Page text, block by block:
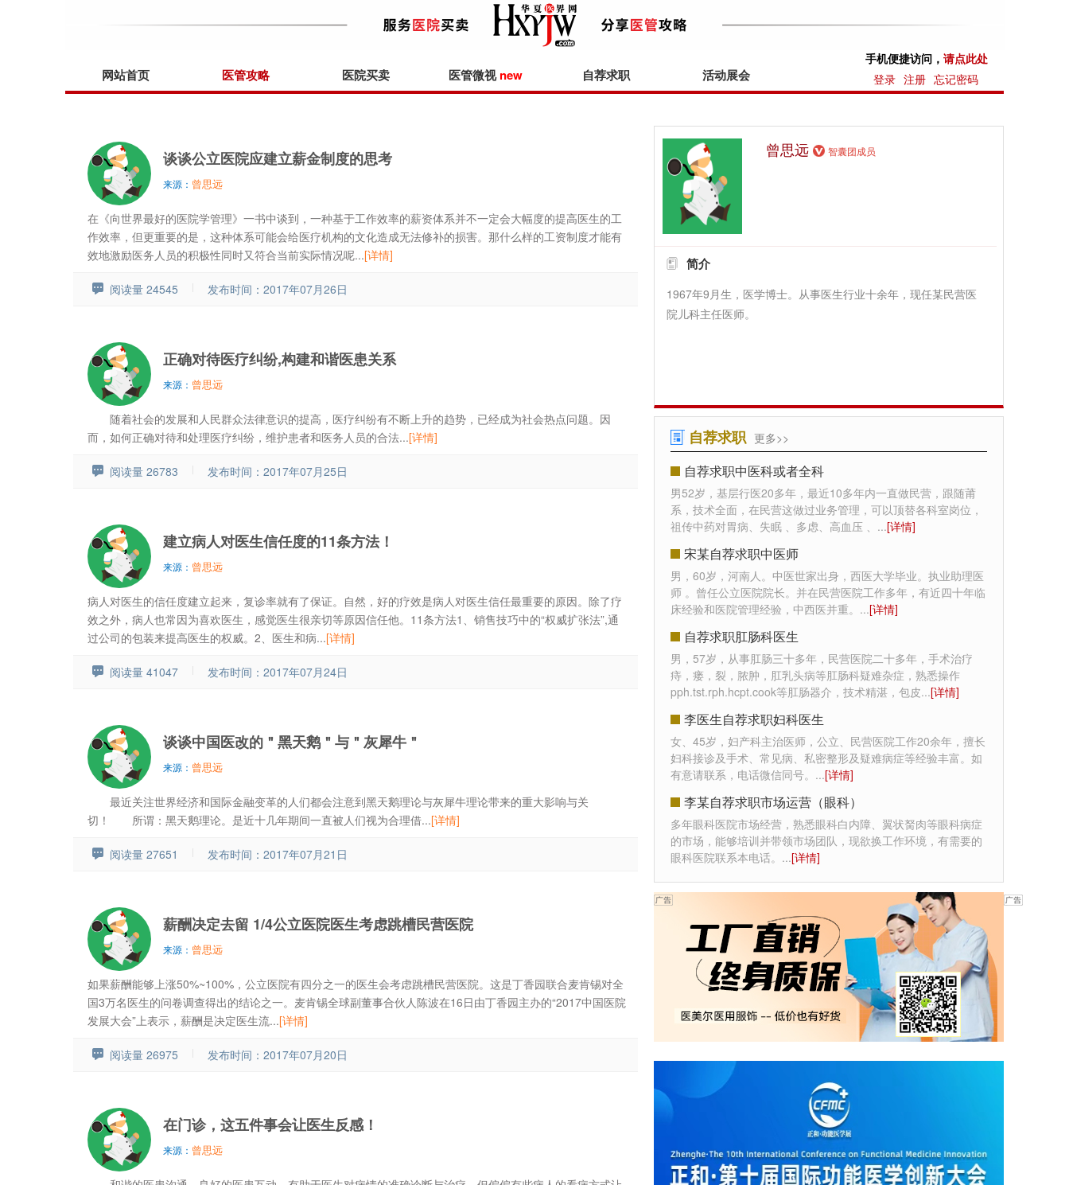
网站首页 医管攻略 医院买卖 医管微视new 自荐求职 活动展会
手机便捷访问， 请点此处
登录 注册 忘记密码
谈谈公立医院应建立薪金制度的思考
来源： 曾思远
在《向世界最好的医院学管理》一书中谈到，一种基于工作效率的薪资体系并不一定会大幅度的提高医生的工
作效率，但更重要的是，这种体系可能会给医疗机构的文化造成无法修补的损害。那什么样的工资制度才能有
效地激励医务人员的积极性同时又符合当前实际情况呢...[详情]
阅读量 24545 发布时间：2017年07月26日
正确对待医疗纠纷,构建和谐医患关系
来源： 曾思远
随着社会的发展和人民群众法律意识的提高，医疗纠纷有不断上升的趋势，已经成为社会热点问题。因
而，如何正确对待和处理医疗纠纷，维护患者和医务人员的合法...[详情]
阅读量 26783 发布时间：2017年07月25日
建立病人对医生信任度的11条方法！
来源： 曾思远
病人对医生的信任度建立起来，复诊率就有了保证。自然，好的疗效是病人对医生信任最重要的原因。除了疗
效之外，病人也常因为喜欢医生，感觉医生很亲切等原因信任他。11条方法1、销售技巧中的“权威扩张法”,通
过公司的包装来提高医生的权威。2、医生和病...[详情]
阅读量 41047 发布时间：2017年07月24日
谈谈中国医改的＂黑天鹅＂与＂灰犀牛＂
来源： 曾思远
最近关注世界经济和国际金融变革的人们都会注意到黑天鹅理论与灰犀牛理论带来的重大影响与关
切！ 所谓：黑天鹅理论。是近十几年期间一直被人们视为合理借...[详情]
阅读量 27651 发布时间：2017年07月21日
薪酬决定去留 1/4公立医院医生考虑跳槽民营医院
来源： 曾思远
如果薪酬能够上涨50%~100%，公立医院有四分之一的医生会考虑跳槽民营医院。这是丁香园联合麦肯锡对全
国3万名医生的问卷调查得出的结论之一。麦肯锡全球副董事合伙人陈波在16日由丁香园主办的“2017中国医院
发展大会”上表示，薪酬是决定医生流...[详情]
阅读量 26975 发布时间：2017年07月20日
在门诊，这五件事会让医生反感！
来源： 曾思远
曾思远 智囊团成员
简介
1967年9月生，医学博士。从事医生行业十余年，现任某民营医
院儿科主任医师。
自荐求职 更多>>
自荐求职中医科或者全科
男52岁，基层行医20多年，最近10多年内一直做民营，跟随莆
系，技术全面，在民营这做过业务管理，可以顶替各科室岗位，
祖传中药对胃病、失眠 、多虑、高血压 、 ...[详情]
宋某自荐求职中医师
男，60岁，河南人。中医世家出身，西医大学毕业。执业助理医
师 。曾任公立医院院长。并在民营医院工作多年，有近四十年临
床经验和医院管理经验，中西医并重。 ...[详情]
自荐求职肛肠科医生
男，57岁，从事肛肠三十多年，民营医院二十多年，手术治疗
痔，瘘，裂，脓肿，肛乳头病等肛肠科疑难杂症，熟悉操作
pph.tst.rph.hcpt.cook等肛肠器介，技术精湛，包皮...[详情]
李医生自荐求职妇科医生
女、45岁，妇产科主治医师，公立、民营医院工作20余年，擅长
妇科接诊及手术、常见病、私密整形及疑难病症等经验丰富。如
有意请联系，电话微信同号。 ...[详情]
李某自荐求职市场运营（眼科）
多年眼科医院市场经营，熟悉眼科白内障、翼状胬肉等眼科病症
的市场，能够培训并带领市场团队，现欲换工作环境，有需要的
眼科医院联系本电话。 ...[详情]